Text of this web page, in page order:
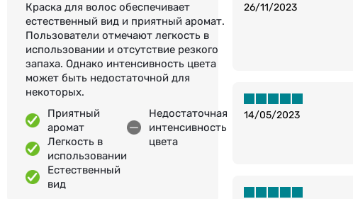
Краска для волос обеспечивает
естественный вид и приятный аромат.
Пользователи отмечают легкость в
использовании и отсутствие резкого
запаха. Однако интенсивность цвета
может быть недостаточной для
некоторых.
Приятный
аромат
Легкость в
использовании
Естественный
вид
Недостаточная
интенсивность
цвета
26/11/2023
14/05/2023